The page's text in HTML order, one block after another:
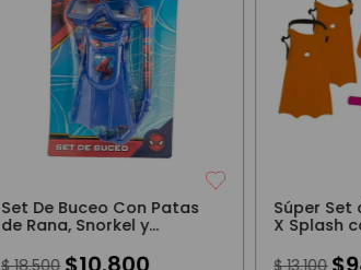
Set De Buceo Con Patas
de Rana, Snorkel y
$ 18.500
Súper Set
X Splash
Naranja
$ 13.100